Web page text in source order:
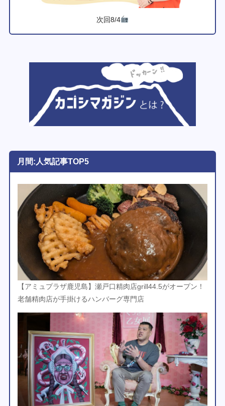
次回8/4
月間:人気記事TOP5
【アミュプラザ鹿児島】瀬戸口精肉店grill44.5がオープン！
老舗精肉店が手掛けるハンバーグ専門店